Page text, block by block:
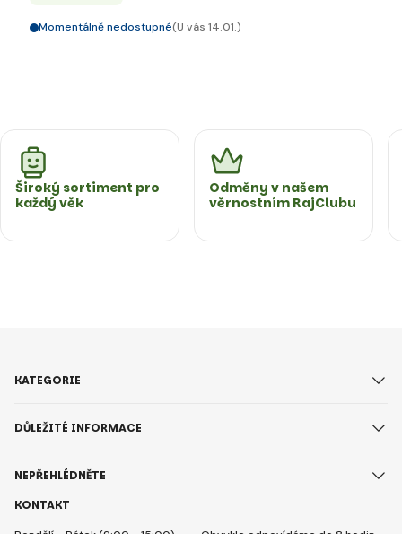
Momentálně nedostupné(U vás 14.01.)
Široký sortiment pro
každý věk
Odměny v našem
věrnostním RajClubu
KONTAKT
KATEGORIE
DŮLEŽITÉ INFORMACE
NEPŘEHLÉDNĚTE